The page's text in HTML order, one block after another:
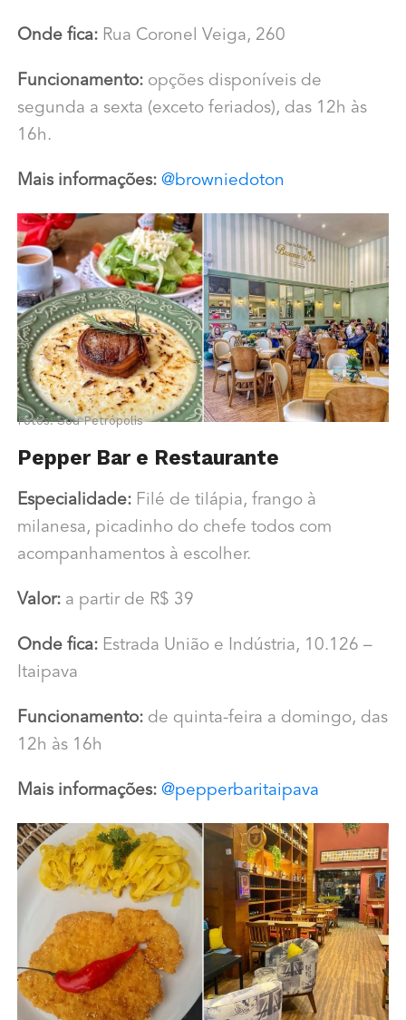
Onde fica: Rua Coronel Veiga, 260
Funcionamento: opções disponíveis de
segunda a sexta (exceto feriados), das 12h às
16h.
Mais informações: @browniedoton
Fotos: Sou Petrópolis
Pepper Bar e Restaurante
Especialidade: Filé de tilápia, frango à
milanesa, picadinho do chefe todos com
acompanhamentos à escolher.
Valor: a partir de R$ 39
Onde fica: Estrada União e Indústria, 10.126 –
Itaipava
Funcionamento: de quinta-feira a domingo, das
12h às 16h
Mais informações: @pepperbaritaipava